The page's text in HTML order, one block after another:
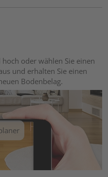
oder wählen Sie einen
und erhalten Sie einen
Bodenbelag.